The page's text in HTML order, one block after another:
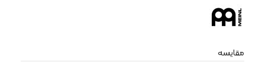
مقایسه